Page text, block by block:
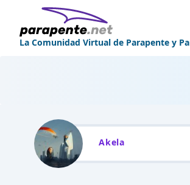
La Comunidad Virtual de Parapente y
Akela